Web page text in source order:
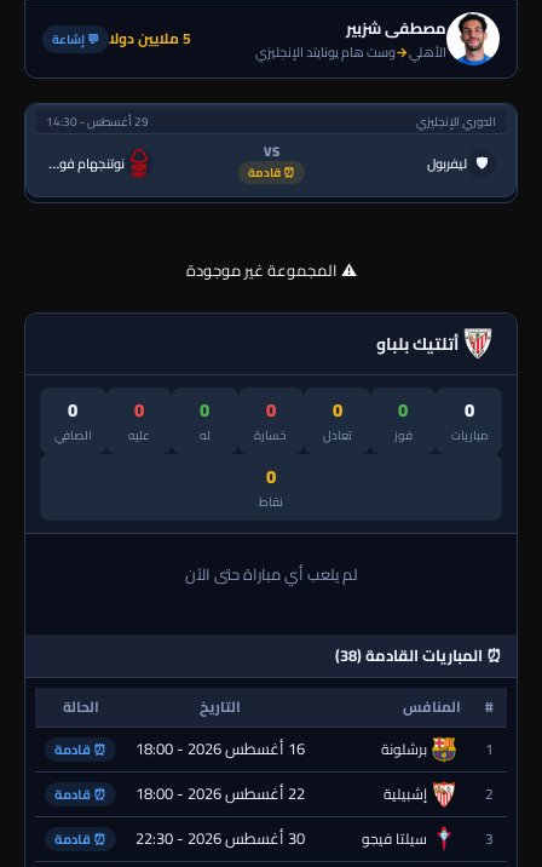
مصطفى شزبير
الأهلي→وست هام يونايتد الإنجليزي 5 ملايين دولا 💬 إشاعة
الدوري الإنجليزي 29 أغسطس - 14:30
🛡 ليفربول VS
⏰ قادمة نوتنجهام فورست
⚠️ المجموعة غير موجودة
أتلتيك بلباو
0
مباريات
0
فوز
0
تعادل
0
خسارة
0
له
0
عليه
0
الصافي
0
نقاط
لم يلعب أي مباراة حتى الآن
⏰ المباريات القادمة (38)
# المنافس التاريخ
الحالة
1
برشلونة 16 أغسطس 2026 - 18:00 ⏰ قادمة
2 إشبيلية 22 أغسطس 2026 - 18:00 ⏰ قادمة
3 سيلتا فيجو 30 أغسطس 2026 - 22:30 ⏰ قادمة